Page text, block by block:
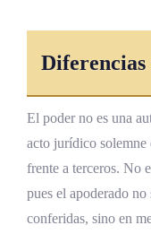
Diferencias
El poder no es una
acto jurídico solemne
frente a terceros. No
pues el apoderado
conferidas, sino en